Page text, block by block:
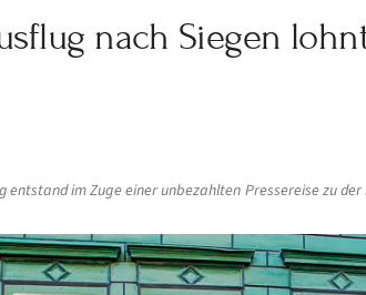
nach Siegen
im Zuge einer unbezahlten Pressereise zu der